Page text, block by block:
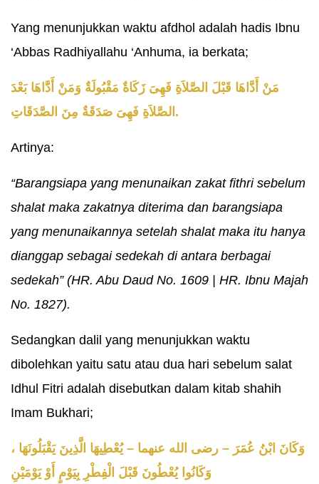
Yang menunjukkan waktu afdhol adalah hadis Ibnu
‘Abbas Radhiyallahu ‘Anhuma, ia berkata;
مَنْ أَدَّاهَا قَبْلَ الصَّلاَةِ فَهِىَ زَكَاةٌ مَقْبُولَةٌ وَمَنْ أَدَّاهَا بَعْدَ
الصَّلاَةِ فَهِىَ صَدَقَةٌ مِنَ الصَّدَقَاتِ.
Artinya:
“Barangsiapa yang menunaikan zakat fithri sebelum
shalat maka zakatnya diterima dan barangsiapa
yang menunaikannya setelah shalat maka itu hanya
dianggap sebagai sedekah di antara berbagai
sedekah” (HR. Abu Daud No. 1609 | HR. Ibnu Majah
No. 1827).
Sedangkan dalil yang menunjukkan waktu
dibolehkan yaitu satu atau dua hari sebelum salat
Idhul Fitri adalah disebutkan dalam kitab shahih
Imam Bukhari;
وَكَانَ ابْنُ عُمَرَ – رضى الله عنهما – يُعْطِيهَا الَّذِينَ يَقْبَلُونَهَا ،
وَكَانُوا يُعْطُونَ قَبْلَ الْفِطْرِ بِيَوْمٍ أَوْ يَوْمَيْنِ